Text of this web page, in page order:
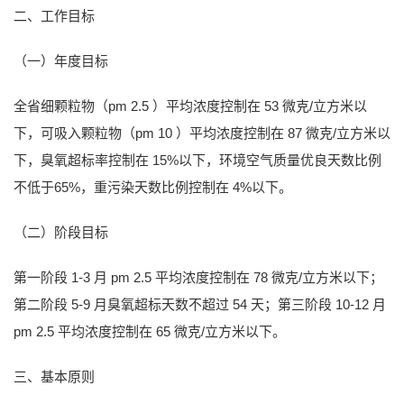
二、工作目标
（一）年度目标
全省细颗粒物（pm 2.5 ）平均浓度控制在 53 微克/立方米以
下，可吸入颗粒物（pm 10 ）平均浓度控制在 87 微克/立方米以
下，臭氧超标率控制在 15%以下，环境空气质量优良天数比例
不低于65%，重污染天数比例控制在 4%以下。
（二）阶段目标
第一阶段 1-3 月 pm 2.5 平均浓度控制在 78 微克/立方米以下；
第二阶段 5-9 月臭氧超标天数不超过 54 天；第三阶段 10-12 月
pm 2.5 平均浓度控制在 65 微克/立方米以下。
三、基本原则